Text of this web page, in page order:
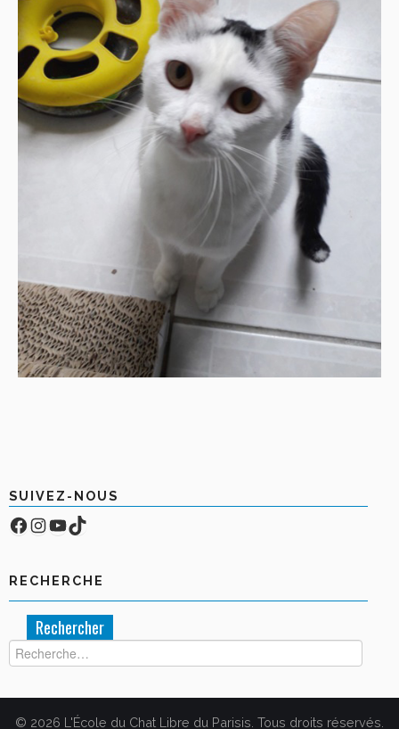
SUIVEZ-NOUS
Facebook
Compte Instagram
YouTube
TikTok
RECHERCHE
Rechercher :
© 2026 L'École du Chat Libre du Parisis. Tous droits réservés.